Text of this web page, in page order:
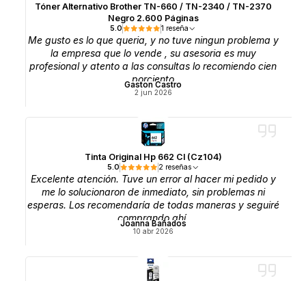
Tóner Alternativo Brother TN-660 / TN-2340 / TN-2370
Negro 2.600 Páginas
5.0 1 reseña
Me gusto es lo que queria, y no tuve ningun problema y
la empresa que lo vende , su asesoria es muy
profesional y atento a las consultas lo recomiendo cien
porciento
Gaston Castro
2 jun 2026
Tinta Original Hp 662 Cl (Cz104)
5.0 2 reseñas
Excelente atención. Tuve un error al hacer mi pedido y
me lo solucionaron de inmediato, sin problemas ni
esperas. Los recomendaría de todas maneras y seguiré
comprando ahí.
Joanna Bañados
10 abr 2026